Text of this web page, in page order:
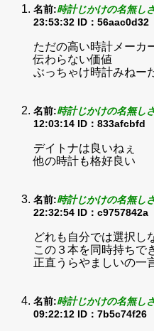
名前:時計じかけの名無し
23:53:32 ID：56aac0d32
ただの高い時計メーカ
伝わらない価値
ぶっちゃけ時計みねー
名前:時計じかけの名無し
12:03:14 ID：833afcbfd
デイトナは良いねぇ
他の時計も格好良い
名前:時計じかけの名無し
22:32:54 ID：c9757842a
どれも自分では選択し
この３本を同時持ちで
正直うらやましいの一
名前:時計じかけの名無し
09:22:12 ID：7b5c74f26